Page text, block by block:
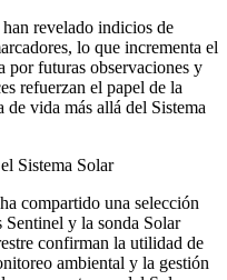
revelado indicios de
lo que incrementa el
por futuras observaciones y
refuerzan el papel de la
vida más allá del Sistema
Sistema Solar
compartido una selección
Sentinel y la sonda Solar
confirman la utilidad de
ambiental y la gestión